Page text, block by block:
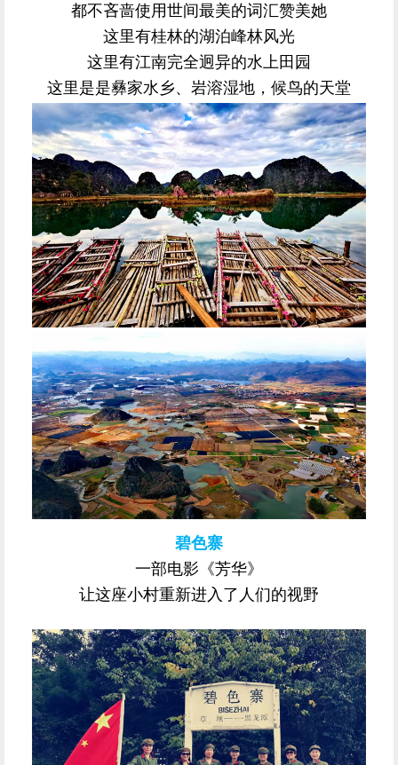
都不吝啬使用世间最美的词汇赞美她
这里有桂林的湖泊峰林风光
这里有江南完全迥异的水上田园
这里是是彝家水乡、岩溶湿地，候鸟的天堂
碧色寨
一部电影《芳华》
让这座小村重新进入了人们的视野